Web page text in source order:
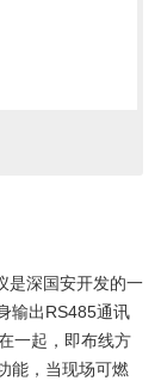
是深国安开发的一
输出RS485通讯
一起，即布线方
能，当现场可燃